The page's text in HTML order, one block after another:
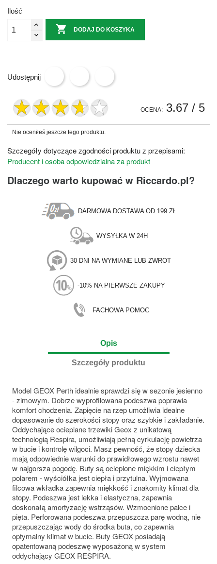
Ilość
 DODAJ DO KOSZYKA
Udostępnij
OCENA: 3.67 / 5
Nie oceniłeś jeszcze tego produktu.
Szczegóły dotyczące zgodności produktu z przepisami:
Producent i osoba odpowiedzialna za produkt
Dlaczego warto kupować w Riccardo.pl?
DARMOWA DOSTAWA OD 199 ZŁ
WYSYŁKA W 24H
30 DNI NA WYMIANĘ LUB ZWROT
-10% NA PIERWSZE ZAKUPY
FACHOWA POMOC
Opis
Szczegóły produktu
Model GEOX Perth idealnie sprawdzi się w sezonie jesienno
- zimowym. Dobrze wyprofilowana podeszwa poprawia
komfort chodzenia. Zapięcie na rzep umożliwia idealne
dopasowanie do szerokości stopy oraz szybkie i zakładanie.
Oddychające ocieplane trzewiki Geox z unikatową
technologią Respira, umożliwiają pełną cyrkulację powietrza
w bucie i kontrolę wilgoci. Masz pewność, że stopy dziecka
mają odpowiednie warunki do prawidłowego wzrostu nawet
w najgorsza pogodę. Buty są ocieplone miękkim i ciepłym
polarem - wyściółka jest ciepła i przytulna. Wyjmowana
filcowa wkładka zapewnia miękkość i znakomity klimat dla
stopy. Podeszwa jest lekka i elastyczna, zapewnia
doskonałą amortyzację wstrząsów. Wzmocnione palce i
pięta. Perforowana podeszwa przepuszcza parę wodną, nie
przepuszczając wody do środka buta, co zapewnia
optymalny klimat w bucie. Buty GEOX posiadają
opatentowaną podeszwę wyposażoną w system
oddychający GEOX RESPIRA.